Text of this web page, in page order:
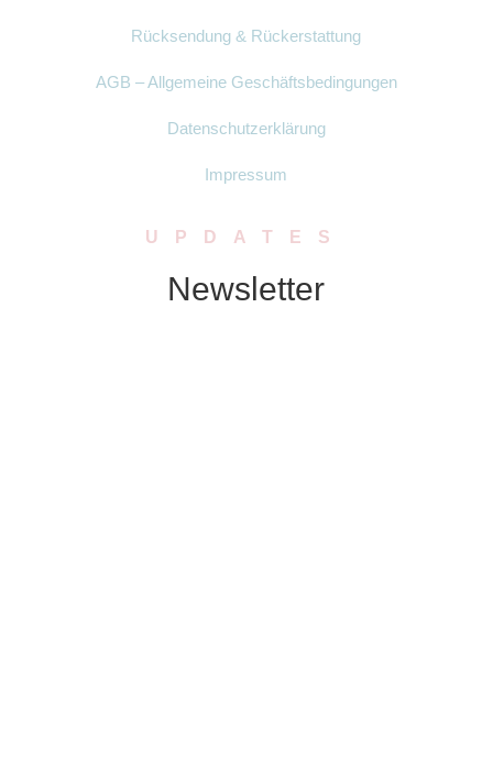
Rücksendung & Rückerstattung
AGB – Allgemeine Geschäftsbedingungen
Datenschutzerklärung
Impressum
UPDATES
Newsletter